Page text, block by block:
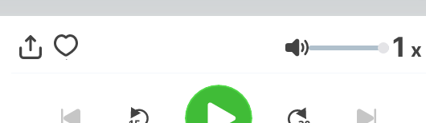
en redes sociales, comparte
nuestro material, escúchanos
también en nuestra app de
Android Expo Grupera Mx,
visítanos en
Volumen 1 x